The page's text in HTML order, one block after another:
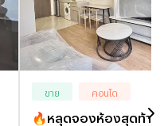
ขาย คอนโด
🔥หลุดจองห้องสุดท้าย